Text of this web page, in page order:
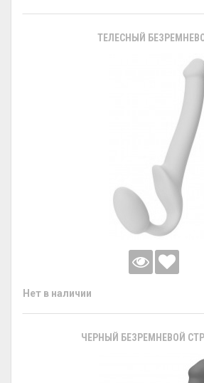
ТЕЛЕСНЫЙ
Нет в наличии
ЧЕРНЫЙ БЕЗРЕМНЕВОЙ